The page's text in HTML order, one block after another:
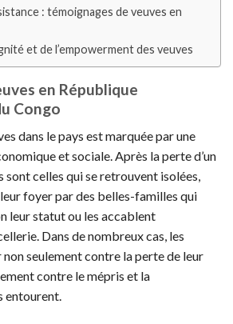
: témoignages de veuves en
et de l’empowerment des veuves
en République
Congo
dans le pays est marquée par une
et sociale. Après la perte d’un
sont celles qui se retrouvent isolées,
foyer par des belles-familles qui
leur statut ou les accablent
Dans de nombreux cas, les
seulement contre la perte de leur
contre le mépris et la
entourent.